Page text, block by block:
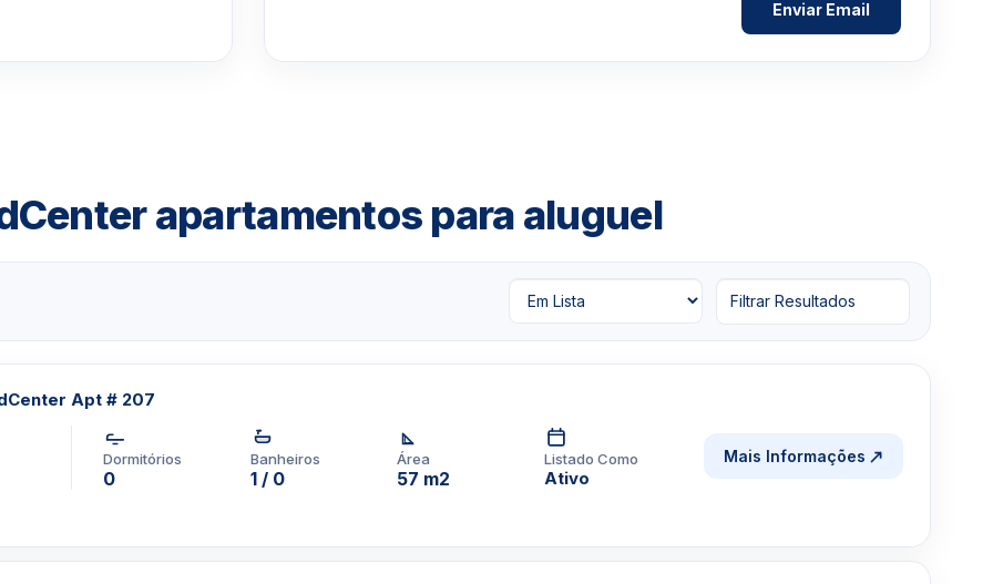
Área de Aeróbica
apartamentos para aluguel
Filtrar Resultados
Apt # 207
Dormitórios
0
Banheiros
1 / 0
Área
57 m2
Listado Como
Ativo
Mais Informações